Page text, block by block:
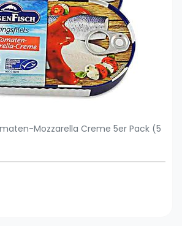
Mozzarella Creme 5er Pack (5